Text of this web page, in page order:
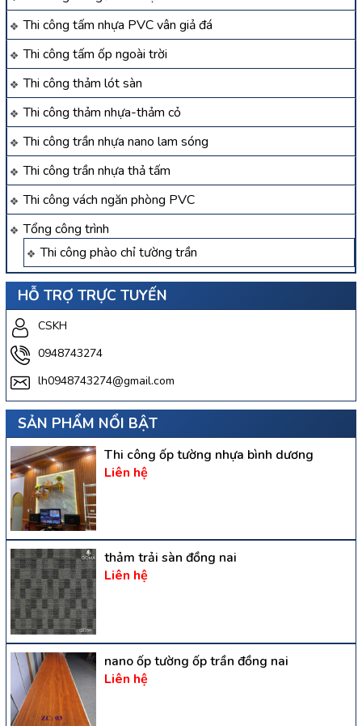
Thi công tấm nhựa PVC vân giả đá
Thi công tấm ốp ngoài trời
Thi công thảm lót sàn
Thi công thảm nhựa-thảm cỏ
Thi công trần nhựa nano lam sóng
Thi công trần nhựa thả tấm
Thi công vách ngăn phòng PVC
Tổng công trình
Thi công phào chỉ tường trần
HỖ TRỢ TRỰC TUYẾN
CSKH
0948743274
lh0948743274@gmail.com
SẢN PHẨM NỔI BẬT
Thi công ốp tường nhựa bình dương
Liên hệ
thảm trải sàn đồng nai
Liên hệ
nano ốp tường ốp trần đồng nai
Liên hệ